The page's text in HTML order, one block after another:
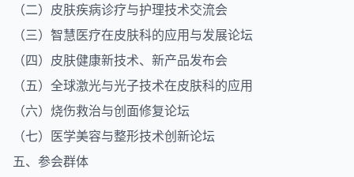
（二）皮肤疾病诊疗与护理技术交流会
（三）智慧医疗在皮肤科的应用与发展论坛
（四）皮肤健康新技术、新产品发布会
（五）全球激光与光子技术在皮肤科的应用
（六）烧伤救治与创面修复论坛
（七）医学美容与整形技术创新论坛
五、参会群体